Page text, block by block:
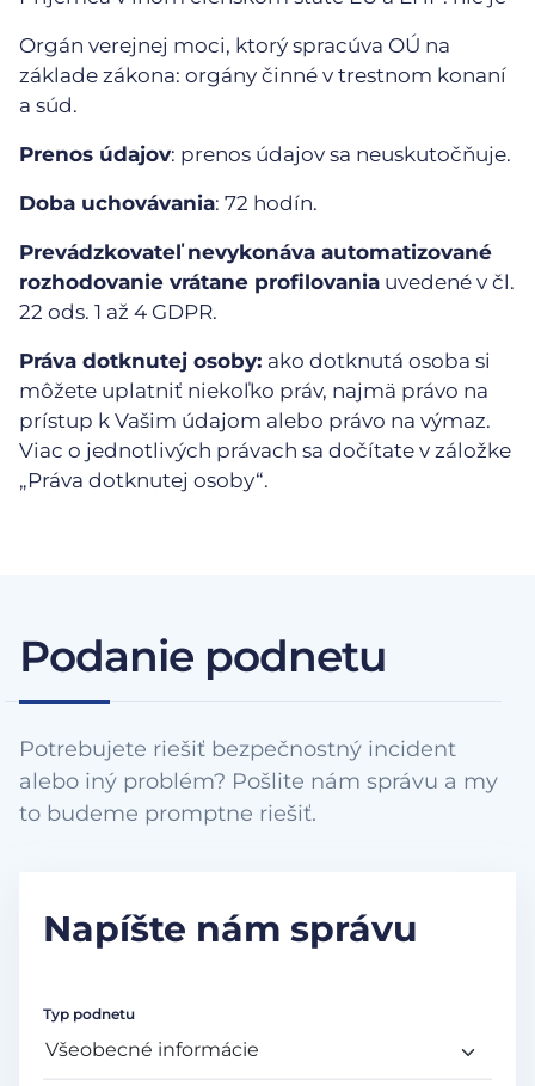
Orgán verejnej moci, ktorý spracúva OÚ na
základe zákona: orgány činné v trestnom konaní
a súd.
Prenos údajov: prenos údajov sa neuskutočňuje.
Doba uchovávania: 72 hodín.
Prevádzkovateľ nevykonáva automatizované
rozhodovanie vrátane profilovania uvedené v čl.
22 ods. 1 až 4 GDPR.
Práva dotknutej osoby: ako dotknutá osoba si
môžete uplatniť niekoľko práv, najmä právo na
prístup k Vašim údajom alebo právo na výmaz.
Viac o jednotlivých právach sa dočítate v záložke
„Práva dotknutej osoby“.
Podanie podnetu
Potrebujete riešiť bezpečnostný incident
alebo iný problém? Pošlite nám správu a my
to budeme promptne riešiť.
Napíšte nám správu
Typ podnetu